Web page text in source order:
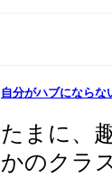
自分がハブにならな
たまに、
かのクラ